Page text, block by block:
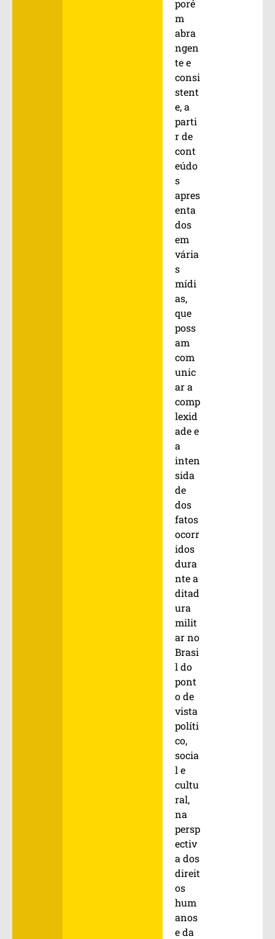
poré
m
abra
ngen
te e
consi
stent
e, a
parti
r de
cont
eúdo
s
apres
enta
dos
em
vária
s
mídi
as,
que
poss
am
com
unic
ar a
comp
lexid
ade e
a
inten
sida
de
dos
fatos
ocorr
idos
dura
nte a
ditad
ura
milit
ar no
Brasi
l do
pont
o de
vista
políti
co,
socia
l e
cultu
ral,
na
persp
ectiv
a dos
direit
os
hum
anos
e da